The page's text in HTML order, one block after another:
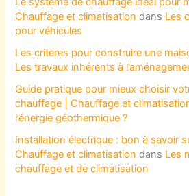
Chauffage et climatisation dans Les
pour véhicules
Les critères pour construire une
Les travaux inhérents à
Guide pratique pour mieux choisir
chauffage | Chauffage et
l’énergie géothermique ?
Installation électrique : bon à savoir
Chauffage et climatisation dans Les
chauffage et de climatisation